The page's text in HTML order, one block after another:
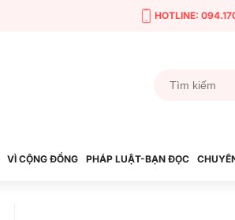
HOTLINE:
VÌ CỘNG ĐỒNG PHÁP LUẬT-BẠN ĐỌC